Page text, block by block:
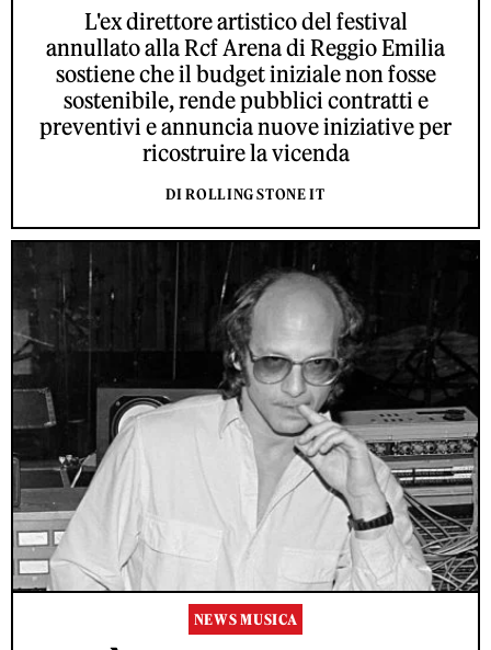
L'ex direttore artistico del festival
annullato alla Rcf Arena di Reggio Emilia
sostiene che il budget iniziale non fosse
sostenibile, rende pubblici contratti e
preventivi e annuncia nuove iniziative per
ricostruire la vicenda
DI ROLLING STONE IT
NEWS MUSICA